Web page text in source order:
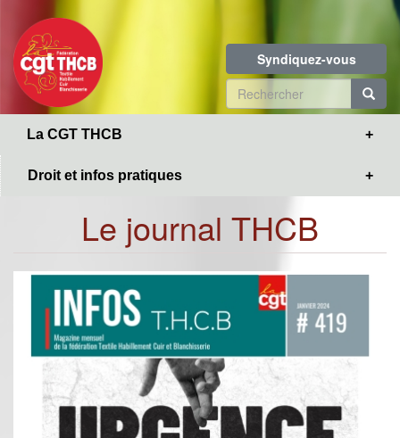
contenu
principal
Syndiquez-vous
Formulaire
de
La CGT THCB
Droit et infos pratiques
Le journal THCB